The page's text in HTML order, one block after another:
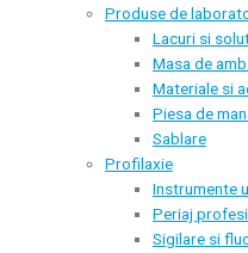
Produse de
Lacuri si
Masa de
Materiale si
Piesa de
Sablare
Profilaxie
Instrumente
Periaj
Sigilare si